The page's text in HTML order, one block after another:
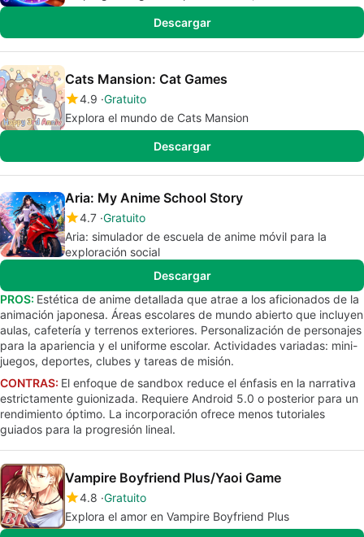
Descargar
Cats Mansion: Cat Games
4.9 Gratuito
Explora el mundo de Cats Mansion
Descargar
Aria: My Anime School Story
4.7 Gratuito
Aria: simulador de escuela de anime móvil para la
exploración social
Descargar
PROS: Estética de anime detallada que atrae a los aficionados de la
animación japonesa. Áreas escolares de mundo abierto que incluyen
aulas, cafetería y terrenos exteriores. Personalización de personajes
para la apariencia y el uniforme escolar. Actividades variadas: mini-
juegos, deportes, clubes y tareas de misión.
CONTRAS: El enfoque de sandbox reduce el énfasis en la narrativa
estrictamente guionizada. Requiere Android 5.0 o posterior para un
rendimiento óptimo. La incorporación ofrece menos tutoriales
guiados para la progresión lineal.
Vampire Boyfriend Plus/Yaoi Game
4.8 Gratuito
Explora el amor en Vampire Boyfriend Plus